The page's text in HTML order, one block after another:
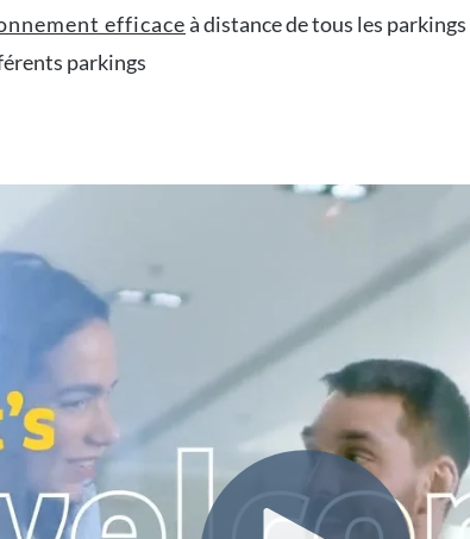
efficaceà distance de tous les
parkings